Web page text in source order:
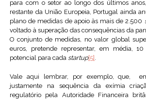
para com o setor ao longo dos últimos
restante da União Europeia, Portugal ainda
plano de medidas de apoio às mais de 2.500
voltado à superação das consequências da
O conjunto de medidas, no valor global
euros, pretende representar, em média,
potencial para cada startup[5] .
Vale aqui lembrar, por exemplo, que,
justamente na sequência da exímia
regulatório pela Autoridade Financeira